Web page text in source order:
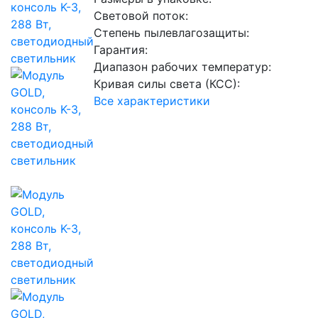
Световой поток:
Степень пылевлагозащиты:
Гарантия:
Диапазон рабочих температур:
Кривая силы света (КСС):
Все характеристики